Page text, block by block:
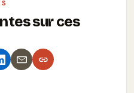
sur ces